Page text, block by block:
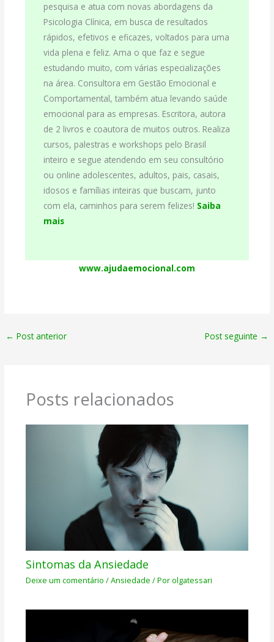
pesquisa e atua com novas abordagens da
Psicologia Clínica, em busca de resultados
rápidos, efetivos e eficazes, voltados para uma
vida plena e feliz. Ama o que faz e segue
estudando muito, com várias especializações
na área. Consultora em Gestão Emocional e
Comportamental, também atua levando saúde
emocional para as empresas. Escritora, autora
de 2 livros e coautora de muitos outros. Realiza
cursos, palestras e workshops pelo Brasil
inteiro e segue atendendo em seu consultório
ou online adolescentes, adultos, pais, casais,
idosos e famílias inteiras que buscam, junto
com ela, caminhos para serem felizes! Saiba
mais
www.ajudaemocional.com
← Post anterior Post seguinte →
Posts relacionados
Sintomas da Ansiedade
Deixe um comentário /Ansiedade / Porolgatessari